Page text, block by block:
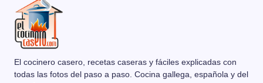
El cocinero casero, recetas caseras y fáciles explicadas con
todas las fotos del paso a paso. Cocina gallega, española y del